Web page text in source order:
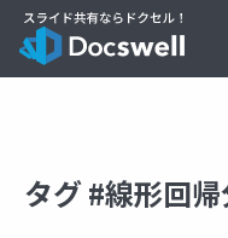
タグ #線形回